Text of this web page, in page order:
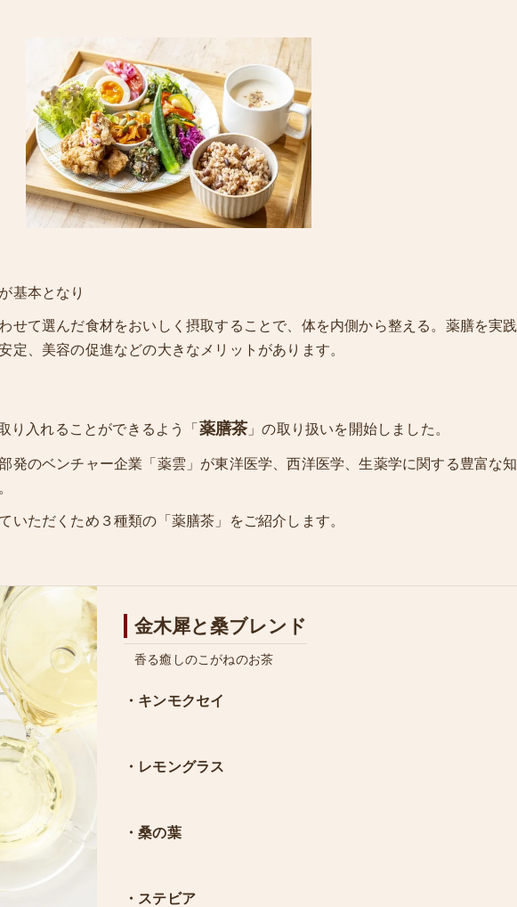
基本となり
せて選んだ食材をおいしく摂取することで、体を内側から整える。薬膳を実践
定、美容の促進などの大きなメリットがあります。
り入れることができるよう「 薬膳茶 」の取り扱いを開始しました。
発のベンチャー企業「薬雲」が東洋医学、西洋医学、生薬学に関する豊富な知
いただくため３種類の「薬膳茶」をご紹介します。
金木犀と桑ブレンド
香る癒しのこがねのお茶
・キンモクセイ
・レモングラス
・桑の葉
・ステビア